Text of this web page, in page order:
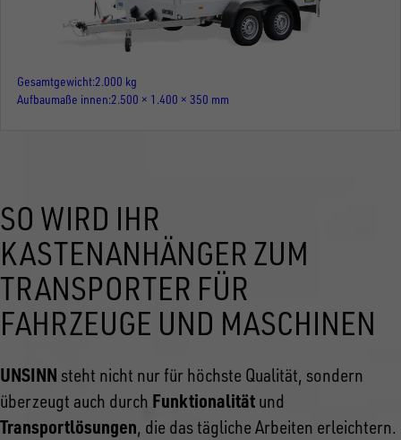
Gesamtgewicht 2.000 kg
Aufbaumaße innen 2.500 × 1.400 × 350 mm
SO WIRD IHR
KASTENANHÄNGER ZUM
TRANSPORTER FÜR
FAHRZEUGE UND MASCHINEN
UNSINN steht nicht nur für höchste Qualität, sondern
überzeugt auch durch Funktionalität und
Transportlösungen, die das tägliche Arbeiten erleichtern.